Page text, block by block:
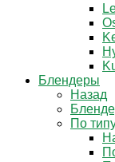
Блендеры
Назад
По